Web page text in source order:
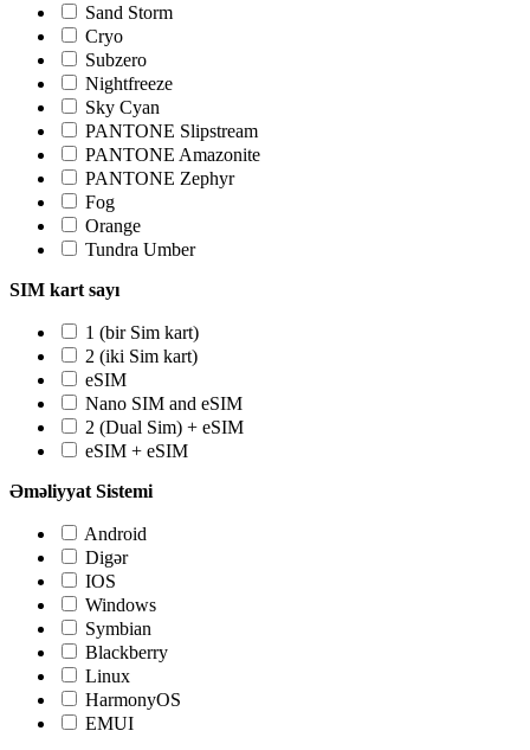
Sand Storm
Cryo
Subzero
Nightfreeze
Sky Cyan
PANTONE Slipstream
PANTONE Amazonite
PANTONE Zephyr
Fog
Orange
Tundra Umber
SIM kart sayı
1 (bir Sim kart)
2 (iki Sim kart)
eSIM
Nano SIM and eSIM
2 (Dual Sim) + eSIM
eSIM + eSIM
Əməliyyat Sistemi
Android
Digər
IOS
Windows
Symbian
Blackberry
Linux
HarmonyOS
EMUI